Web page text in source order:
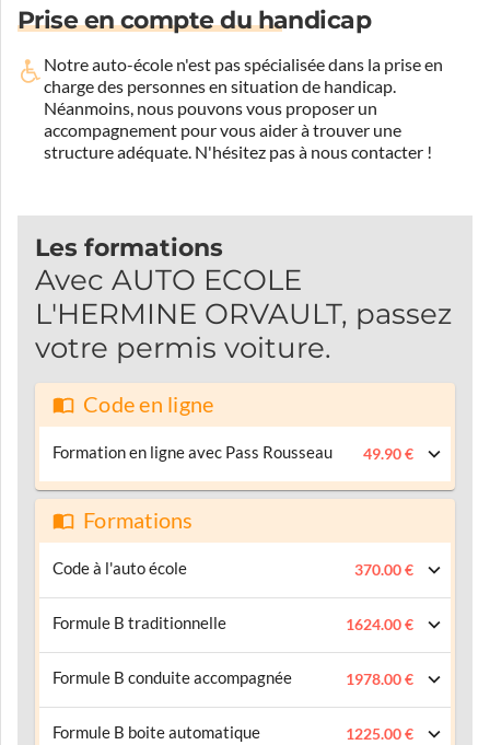
Prise en compte du handicap
Notre auto-école n'est pas spécialisée dans la prise en
charge des personnes en situation de handicap.
Néanmoins, nous pouvons vous proposer un
accompagnement pour vous aider à trouver une
structure adéquate. N'hésitez pas à nous contacter !
Les formations
Avec AUTO ECOLE
L'HERMINE ORVAULT, passez
votre permis voiture.
Code en ligne
Formation en ligne avec Pass Rousseau 49.90 €
Formations
Code à l'auto école 370.00 €
Formule B traditionnelle 1624.00 €
Formule B conduite accompagnée 1978.00 €
Formule B boite automatique 1225.00 €